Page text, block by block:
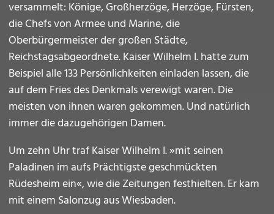
versammelt: Könige, Großherzöge, Herzöge, Fürsten,
die Chefs von Armee und Marine, die
Oberbürgermeister der großen Städte,
Reichstagsabgeordnete. Kaiser Wilhelm I. hatte zum
Beispiel alle 133 Persönlichkeiten einladen lassen, die
auf dem Fries des Denkmals verewigt waren. Die
meisten von ihnen waren gekommen. Und natürlich
immer die dazugehörigen Damen.
Um zehn Uhr traf Kaiser Wilhelm I. »mit seinen
Paladinen im aufs Prächtigste geschmückten
Rüdesheim ein«, wie die Zeitungen festhielten. Er kam
mit einem Salonzug aus Wiesbaden.